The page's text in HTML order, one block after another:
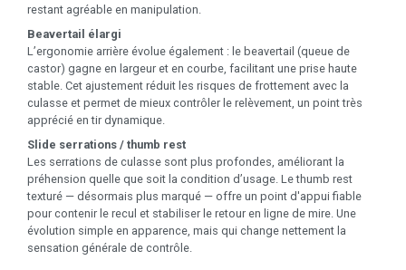
restant agréable en manipulation.
Beavertail élargi
L’ergonomie arrière évolue également : le beavertail (queue de
castor) gagne en largeur et en courbe, facilitant une prise haute
stable. Cet ajustement réduit les risques de frottement avec la
culasse et permet de mieux contrôler le relèvement, un point très
apprécié en tir dynamique.
Slide serrations / thumb rest
Les serrations de culasse sont plus profondes, améliorant la
préhension quelle que soit la condition d’usage. Le thumb rest
texturé — désormais plus marqué — offre un point d'appui fiable
pour contenir le recul et stabiliser le retour en ligne de mire. Une
évolution simple en apparence, mais qui change nettement la
sensation générale de contrôle.